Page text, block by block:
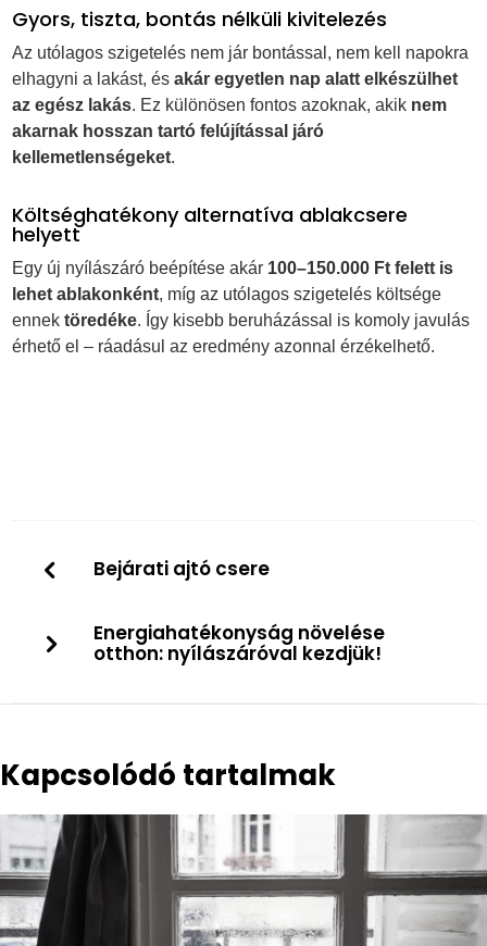
Gyors, tiszta, bontás nélküli kivitelezés
Az utólagos szigetelés nem jár bontással, nem kell napokra
elhagyni a lakást, ésakár egyetlen nap alatt elkészülhet
az egész lakás. Ez különösen fontos azoknak, akik nem
akarnak hosszan tartó felújítással járó
kellemetlenségeket.
Költséghatékony alternatíva ablakcsere
helyett
Egy új nyílászáró beépítése akár 100–150.000 Ft felett is
lehet ablakonként, míg az utólagos szigetelés költsége
ennektöredéke. Így kisebb beruházással is komoly javulás
érhető el – ráadásul az eredmény azonnal érzékelhető.
Bejárati ajtó csere
Energiahatékonyság növelése
otthon: nyílászáróval kezdjük!
Kapcsolódó tartalmak